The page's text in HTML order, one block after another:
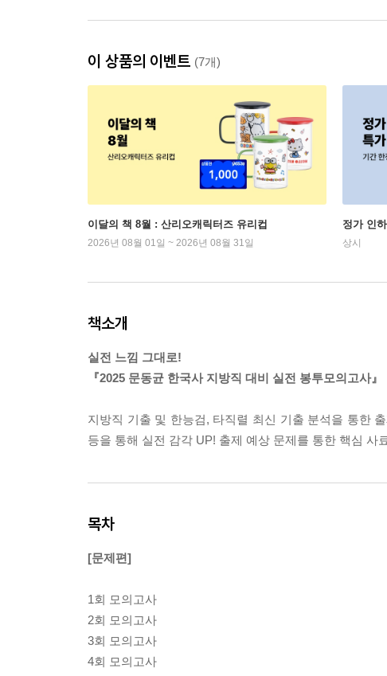
이 상품의 이벤트 (7개)
이달의 책 8월 : 산리오캐릭터즈 유리컵
2026년 08월 01일 ~ 2026년 08월 31일
정가 인
상시
책소개
실전 느낌 그대로!
『2025 문동균 한국사 지방직 대비 실전 봉투모의고사』
지방직 기출 및 한능검, 타직렬 최신 기출 분석을 통한
등을 통해 실전 감각 UP! 출제 예상 문제를 통한 핵심
목차
[문제편]
1회 모의고사
2회 모의고사
3회 모의고사
4회 모의고사